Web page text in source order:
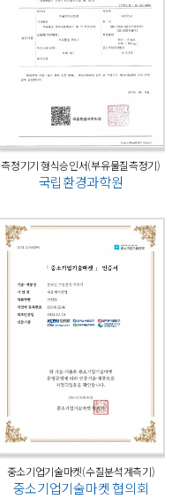
측정기기 형식승인서(부유물질측정기)
국립환경과학원
중소기업기술마켓(수질분석계측기)
중소기업기술마켓 협의회